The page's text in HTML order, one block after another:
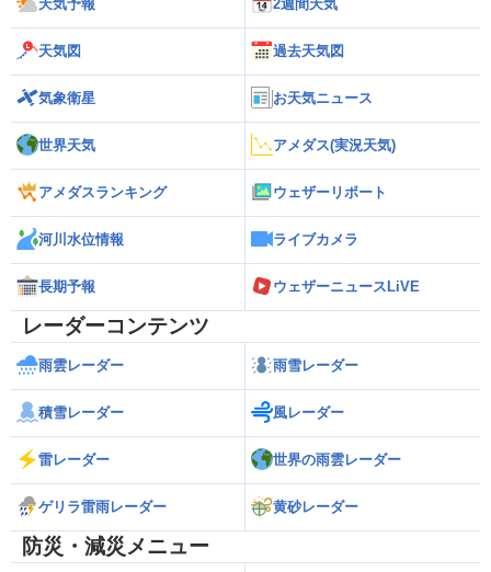
天気予報 2週間天気
天気図 過去天気図
気象衛星 お天気ニュース
世界天気 アメダス(実況天気)
アメダスランキング ウェザーリポート
河川水位情報 ライブカメラ
長期予報 ウェザーニュースLiVE
レーダーコンテンツ
雨雲レーダー 雨雪レーダー
積雪レーダー 風レーダー
雷レーダー 世界の雨雲レーダー
ゲリラ雷雨レーダー 黄砂レーダー
防災・減災メニュー